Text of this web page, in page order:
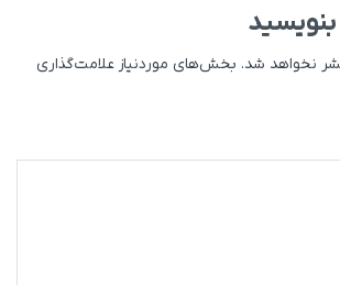
نخواهد شد. بخش‌های موردنیاز علامت‌گذاری